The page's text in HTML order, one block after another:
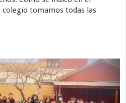
tomamos todas las